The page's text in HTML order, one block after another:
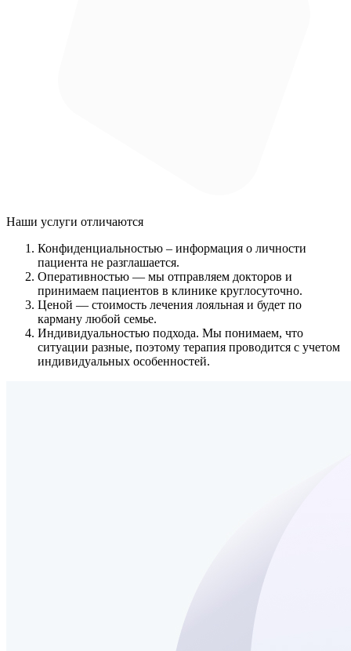
Наши услуги отличаются
Конфиденциальностью – информация о личности
пациента не разглашается.
Оперативностью — мы отправляем докторов и
принимаем пациентов в клинике круглосуточно.
Ценой — стоимость лечения лояльная и будет по
карману любой семье.
Индивидуальностью подхода. Мы понимаем, что
ситуации разные, поэтому терапия проводится с учетом
индивидуальных особенностей.